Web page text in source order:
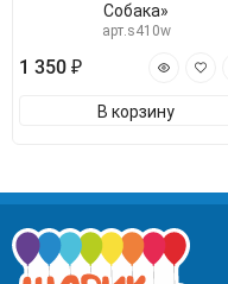
Собака»
арт.s410w
1 350 ₽
В корзину